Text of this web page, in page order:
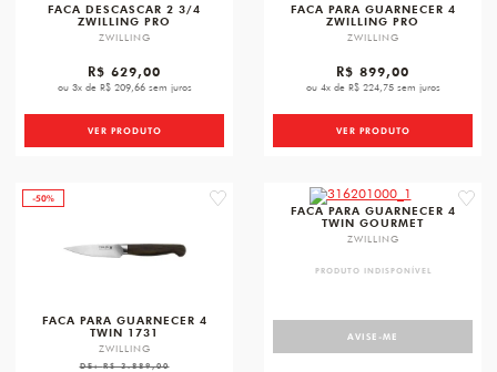
FACA DESCASCAR 2 3/4
ZWILLING PRO
ZWILLING
R$ 629,00
ou 3x de R$ 209,66 sem juros
VER PRODUTO
FACA PARA GUARNECER 4
ZWILLING PRO
ZWILLING
R$ 899,00
ou 4x de R$ 224,75 sem juros
VER PRODUTO
favorite
-50%
FACA PARA GUARNECER 4
TWIN 1731
ZWILLING
DE:R$ 3.889,00
FACA PARA GUARNECER 4
TWIN GOURMET
ZWILLING
PRODUTO INDISPONÍVEL
AVISE-ME